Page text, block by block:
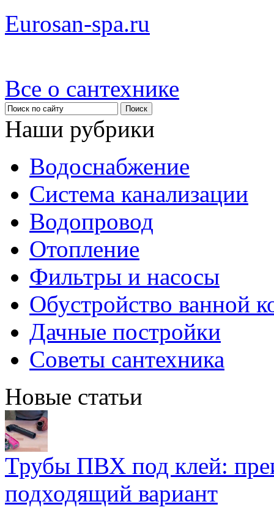
Eurosan-spa.ru
Все о сантехнике
Наши рубрики
Водоснабжение
Система канализации
Водопровод
Отопление
Фильтры и насосы
Обустройство ванной
Дачные постройки
Советы сантехника
Новые статьи
Трубы ПВХ под клей:
подходящий вариант